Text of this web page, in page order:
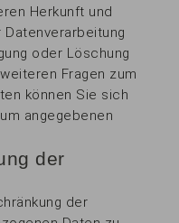
Herkunft und
oder Löschung
Fragen zum
können Sie sich
angegebenen
der
der